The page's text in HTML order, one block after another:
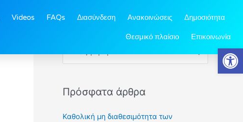
Videos FAQs Διασύνδεση Ανακοινώσεις Δημοσιότητα
Θεσμικό πλαίσιο Επικοινωνία
Α
ή
Πρόσφατα άρθρα
Καθολική μη διαθεσιμότητα των